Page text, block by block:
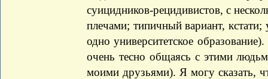
суицидников-рецидивистов, с
плечами; типичный вариант,
одно университетское
очень тесно общаясь с этими
моими друзьями). Я могу сказать,